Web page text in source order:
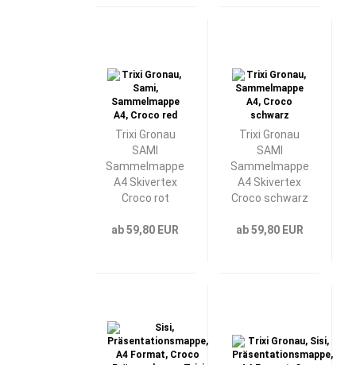
Trixi Gronau
SAMI
Sammelmappe
A4 Skivertex
Croco rot
ab 59,80 EUR
Trixi Gronau
SAMI
Sammelmappe
A4 Skivertex
Croco schwarz
ab 59,80 EUR